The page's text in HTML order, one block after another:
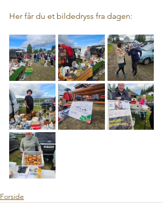
Her får du et bildedryss fra dagen:
Forside